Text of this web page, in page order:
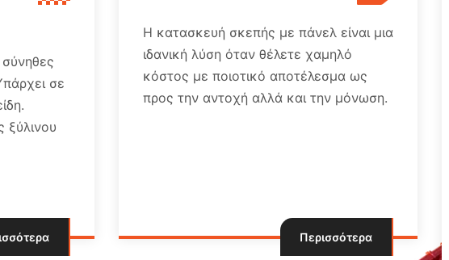
Η κατασκευή σκεπής με πάνελ είναι μια
ιδανική λύση όταν θέλετε χαμηλό
κόστος με ποιοτικό αποτέλεσμα ως
προς την αντοχή αλλά και την μόνωση.
Περισσότερα
- Standing
Roof
Όταν σκέφτεστε
ένα standing seam
είναι σημαντικό
επαγγελματία που
εγκατάσταση
να εξασφαλίσετε
εφαρμογή και